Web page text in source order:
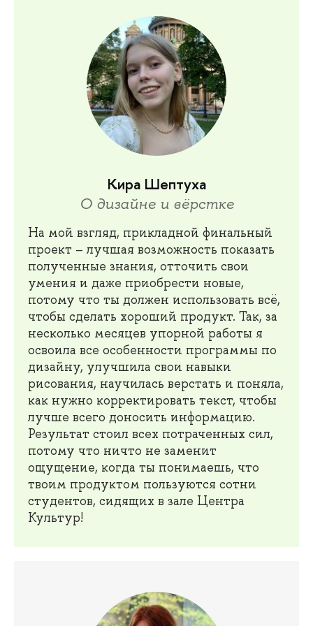
Кира Шептуха
О дизайне и вёрстке
На мой взгляд, прикладной финальный
проект – лучшая возможность показать
полученные знания, отточить свои
умения и даже приобрести новые,
потому что ты должен использовать всё,
чтобы сделать хороший продукт. Так, за
несколько месяцев упорной работы я
освоила все особенности программы по
дизайну, улучшила свои навыки
рисования, научилась верстать и поняла,
как нужно корректировать текст, чтобы
лучше всего доносить информацию.
Результат стоил всех потраченных сил,
потому что ничто не заменит
ощущение, когда ты понимаешь, что
твоим продуктом пользуются сотни
студентов, сидящих в зале Центра
Культур!